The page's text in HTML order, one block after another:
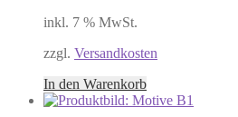
inkl. 7 % MwSt.
zzgl. Versandkosten
In den Warenkorb